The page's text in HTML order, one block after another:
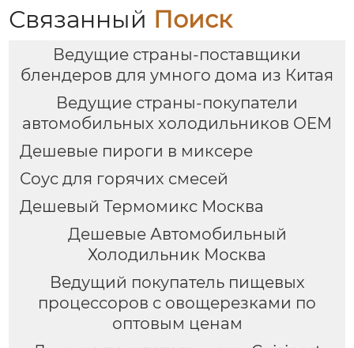
мясорубкой и Wi-Fi
Связанный Поиск
Ведущие страны-поставщики
блендеров для умного дома из Китая
Ведущие страны-покупатели
автомобильных холодильников OEM
Дешевые пироги в миксере
Соус для горячих смесей
Дешевый Термомикс Москва
Дешевые Автомобильный
Холодильник Москва
Ведущий покупатель пищевых
процессоров с овощерезками по
оптовым ценам